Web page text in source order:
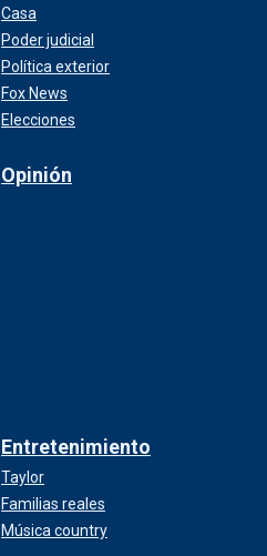
Casa
Poder judicial
Política exterior
Fox News
Elecciones
Opinión
Entretenimiento
Taylor
Familias reales
Música country